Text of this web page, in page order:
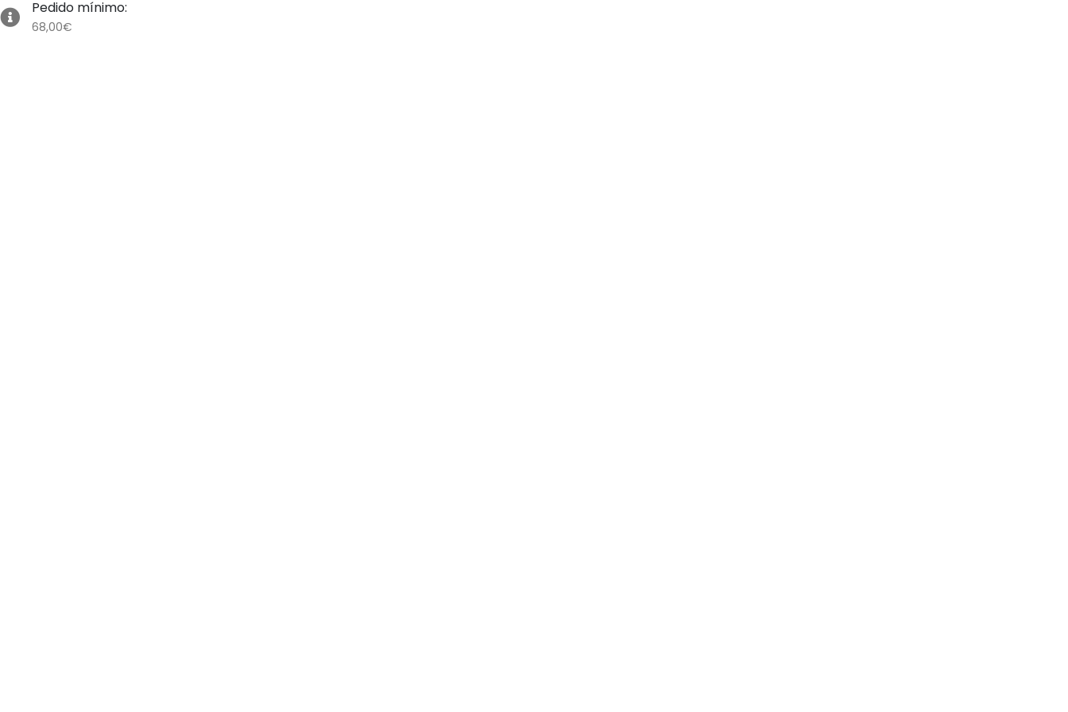
Pedido mínimo:
68,00€